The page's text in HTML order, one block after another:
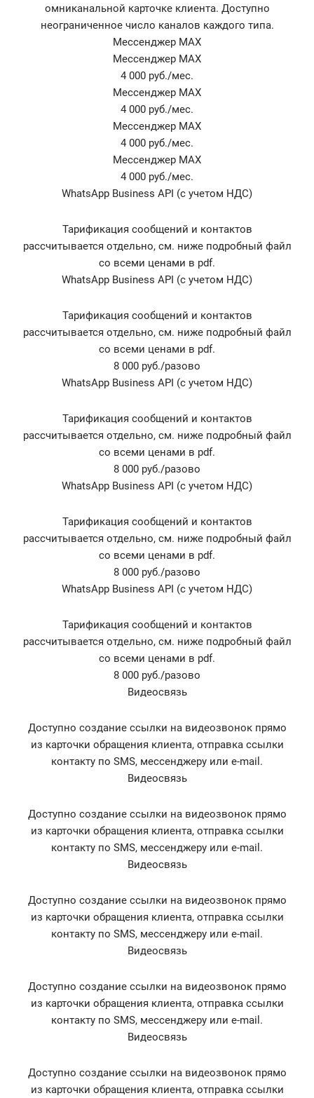
омниканальной карточке клиента. Доступно
неограниченное число каналов каждого типа.
Мессенджер MAX
Мессенджер MAX
4 000 руб./мес.
Мессенджер MAX
4 000 руб./мес.
Мессенджер MAX
4 000 руб./мес.
Мессенджер MAX
4 000 руб./мес.
WhatsApp Business API (с учетом НДС)
Тарификация сообщений и контактов
рассчитывается отдельно, см. ниже подробный файл
со всеми ценами в pdf.
WhatsApp Business API (с учетом НДС)
Тарификация сообщений и контактов
рассчитывается отдельно, см. ниже подробный файл
со всеми ценами в pdf.
8 000 руб./разово
WhatsApp Business API (с учетом НДС)
Тарификация сообщений и контактов
рассчитывается отдельно, см. ниже подробный файл
со всеми ценами в pdf.
8 000 руб./разово
WhatsApp Business API (с учетом НДС)
Тарификация сообщений и контактов
рассчитывается отдельно, см. ниже подробный файл
со всеми ценами в pdf.
8 000 руб./разово
WhatsApp Business API (с учетом НДС)
Тарификация сообщений и контактов
рассчитывается отдельно, см. ниже подробный файл
со всеми ценами в pdf.
8 000 руб./разово
Видеосвязь
Доступно создание ссылки на видеозвонок прямо
из карточки обращения клиента, отправка ссылки
контакту по SMS, мессенджеру или e-mail.
Видеосвязь
Доступно создание ссылки на видеозвонок прямо
из карточки обращения клиента, отправка ссылки
контакту по SMS, мессенджеру или e-mail.
Видеосвязь
Доступно создание ссылки на видеозвонок прямо
из карточки обращения клиента, отправка ссылки
контакту по SMS, мессенджеру или e-mail.
Видеосвязь
Доступно создание ссылки на видеозвонок прямо
из карточки обращения клиента, отправка ссылки
контакту по SMS, мессенджеру или e-mail.
Видеосвязь
Доступно создание ссылки на видеозвонок прямо
из карточки обращения клиента, отправка ссылки